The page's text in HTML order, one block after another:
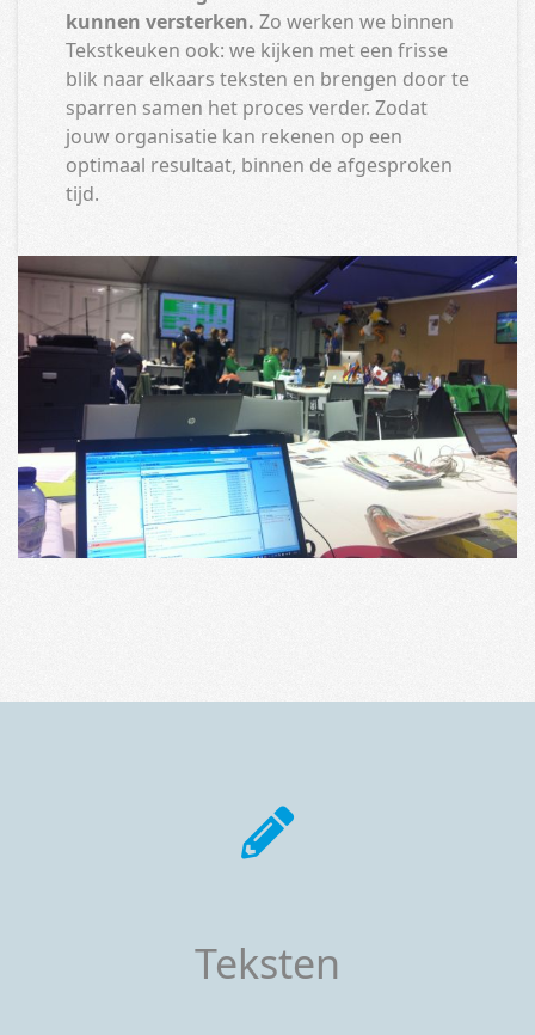
kunnen versterken. Zo werken we binnen
Tekstkeuken ook: we kijken met een frisse
blik naar elkaars teksten en brengen door te
sparren samen het proces verder. Zodat
jouw organisatie kan rekenen op een
optimaal resultaat, binnen de afgesproken
tijd.
Teksten